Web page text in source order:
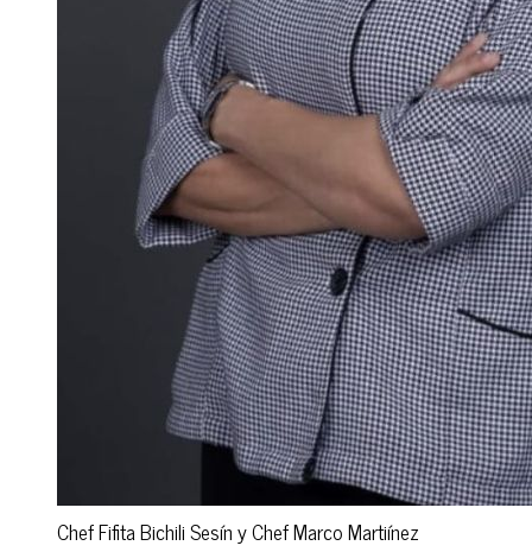
Chef Fifita Bichili Sesín y Chef Marco Martiínez